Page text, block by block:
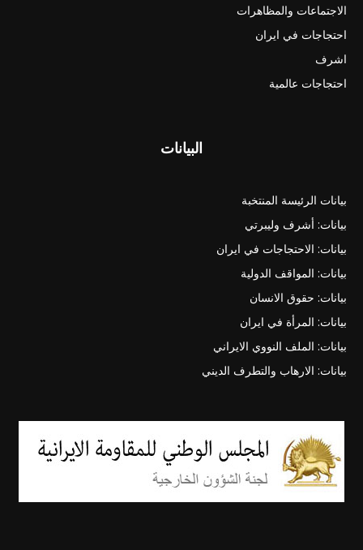
الاجتماعات والمظاهرات
احتجاجات في ايران
اشرف
احتجاجات عالمية
البيانات
بيانات الرئيسة المنتخبة
بيانات: أشرف وليبرتي
بيانات: الاحتجاجات في ايران
بيانات: المواقف الدولية
بيانات: حقوق الانسان
بيانات: المرأة في ايران
بيانات: الملف النووي الايراني
بيانات: الارهاب والتطرف الديني